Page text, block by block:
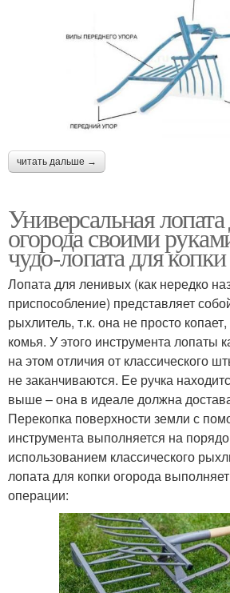
читать дальше →
Универсальная
огорода своими
чудо-лопата для
Лопата для ленивых (как нередко
приспособление) представляет
рыхлитель, т.к. она не просто
комья. У этого инструмента лопаты
на этом отличия от классического
не заканчиваются. Ее ручка
выше – она в идеале должна
Перекопка поверхности земли с
инструмента выполняется на
использованием классического
лопата для копки огорода
операции: